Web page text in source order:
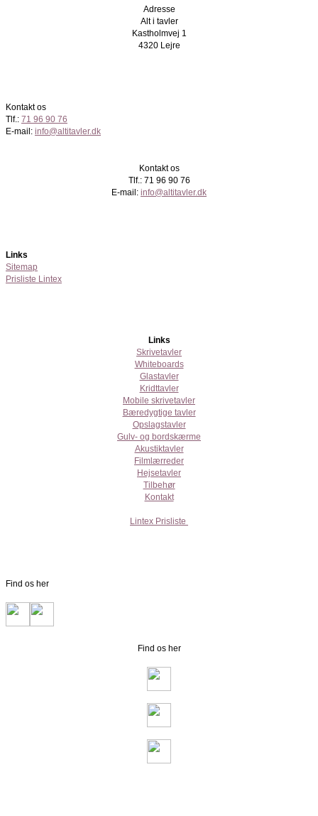
Adresse
Alt i tavler
Kastholmvej 1
4320 Lejre
Kontakt os
Tlf.: 71 96 90 76
E-mail: info@altitavler.dk
Kontakt os
Tlf.: 71 96 90 76
E-mail: info@altitavler.dk
Links
Sitemap
Prisliste Lintex
Links
Skrivetavler
Whiteboards
Glastavler
Kridttavler
Mobile skrivetavler
Bæredygtige tavler
Opslagstavler
Gulv- og bordskærme
Akustiktavler
Filmlærreder
Hejsetavler
Tilbehør
Kontakt
Lintex Prisliste
Find os her
Find os her